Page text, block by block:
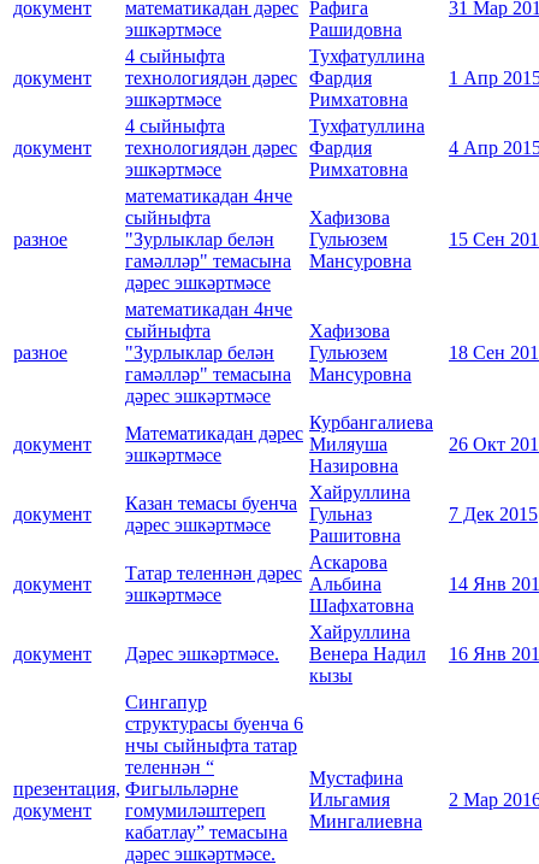
документ
математикадан дәрес
эшкәртмәсе
Рафига
Рашидовна
31 Мар
документ
4 сыйныфта
технологиядән дәрес
эшкәртмәсе
Тухфатуллина
Фардия
Римхатовна
1 Апр
документ
4 сыйныфта
технологиядән дәрес
эшкәртмәсе
Тухфатуллина
Фардия
Римхатовна
4 Апр
разное
математикадан 4нче
сыйныфта
"Зурлыклар белән
гамәлләр" темасына
дәрес эшкәртмәсе
Хафизова
Гульюзем
Мансуровна
15 Сен
разное
математикадан 4нче
сыйныфта
"Зурлыклар белән
гамәлләр" темасына
дәрес эшкәртмәсе
Хафизова
Гульюзем
Мансуровна
18 Сен
документ
Математикадан дәрес
эшкәртмәсе
Курбангалиева
Миляуша
Назировна
26 Окт
документ
Казан темасы буенча
дәрес эшкәртмәсе
Хайруллина
Гульназ
Рашитовна
7 Дек 2015
документ
Татар теленнән дәрес
эшкәртмәсе
Аскарова
Альбина
Шафхатовна
14 Янв
документ Дәрес эшкәртмәсе.
Хайруллина
Венера Надил
кызы
16 Янв
презентация,
документ
Сингапур
структурасы буенча 6
нчы сыйныфта татар
теленнән “
Фигыльләрне
гомумиләштереп
кабатлау” темасына
дәрес эшкәртмәсе.
Мустафина
Ильгамия
Мингалиевна
2 Мар